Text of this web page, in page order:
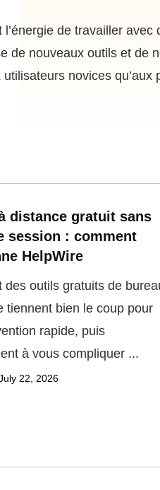
l’énergie de travailler
de nouveaux outils et de
novices qu’aux
distance gratuit sans
session : comment
HelpWire
des outils gratuits de
tiennent bien le coup pour
rapide, puis
à vous compliquer ...
22, 2026